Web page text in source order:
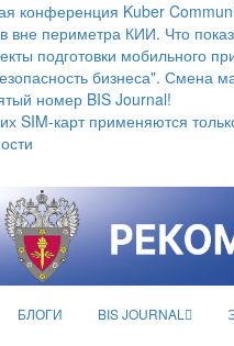
конференция Kuber
вне периметра КИИ. Что
подготовки мобильного
бизнеса". Смена
номер BIS Journal!
SIM-карт применяются
БЛОГИ BIS JOURNAL